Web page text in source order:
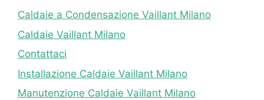
Caldaie a Condensazione Vaillant Milano
Caldaie Vaillant Milano
Contattaci
Installazione Caldaie Vaillant Milano
Manutenzione Caldaie Vaillant Milano